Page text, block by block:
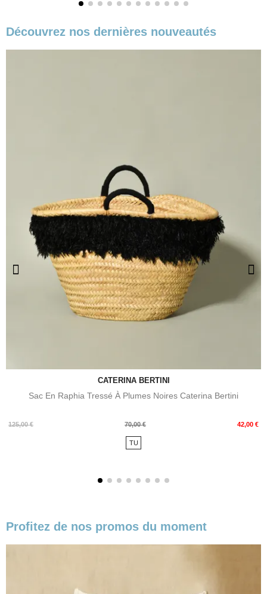
Découvrez nos dernières nouveautés
CATERINA BERTINI
Sac En Raphia Tressé À Plumes Noires Caterina Bertini
125,00 €
Prix
70,00 € 42,00 €
Prix
TU
Profitez de nos promos du moment